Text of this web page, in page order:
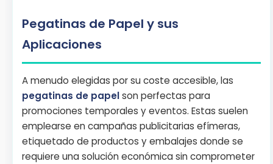
Pegatinas de Papel y sus
Aplicaciones
A menudo elegidas por su coste accesible, las
pegatinas de papelson perfectas para
promociones temporales y eventos. Estas suelen
emplearse en campañas publicitarias efímeras,
etiquetado de productos y embalajes donde se
requiere una solución económica sin comprometer